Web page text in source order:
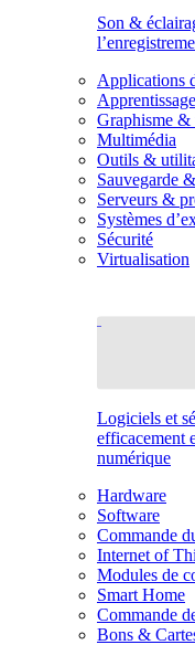
Son &
Applications
Graphisme &
Multimédia
Outils &
Sauvegarde
Serveurs &
Systèmes
Sécurité
Virtualisation
Logiciels et
efficacement
numérique
Hardware
Software
Commande
Internet of
Modules de
Smart Home
Commande
Bons &